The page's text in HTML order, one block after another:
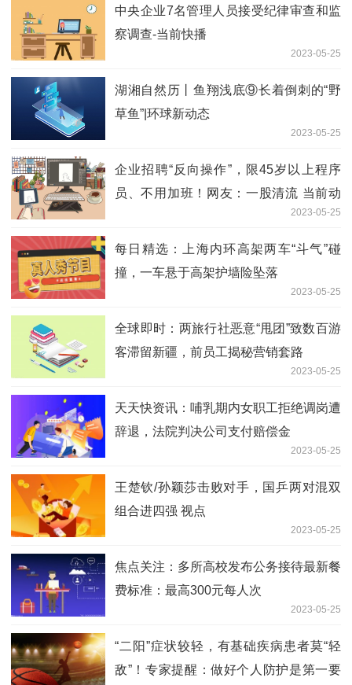
中央企业7名管理人员接受纪律审查和监
察调查-当前快播
2023-05-25
湖湘自然历丨鱼翔浅底⑨长着倒刺的“野
草鱼”|环球新动态
2023-05-25
企业招聘“反向操作”，限45岁以上程序
员、不用加班！网友：一股清流 当前动
2023-05-25
每日精选：上海内环高架两车“斗气”碰
撞，一车悬于高架护墙险坠落
2023-05-25
全球即时：两旅行社恶意“甩团”致数百游
客滞留新疆，前员工揭秘营销套路
2023-05-25
天天快资讯：哺乳期内女职工拒绝调岗遭
辞退，法院判决公司支付赔偿金
2023-05-25
王楚钦/孙颖莎击败对手，国乒两对混双
组合进四强 视点
2023-05-25
焦点关注：多所高校发布公务接待最新餐
费标准：最高300元每人次
2023-05-25
“二阳”症状较轻，有基础疾病患者莫“轻
敌”！专家提醒：做好个人防护是第一要